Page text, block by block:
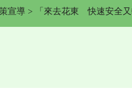
宣導 > 「來去花東 快速安全